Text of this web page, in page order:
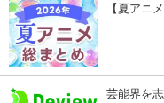
【夏アニ
芸能界を